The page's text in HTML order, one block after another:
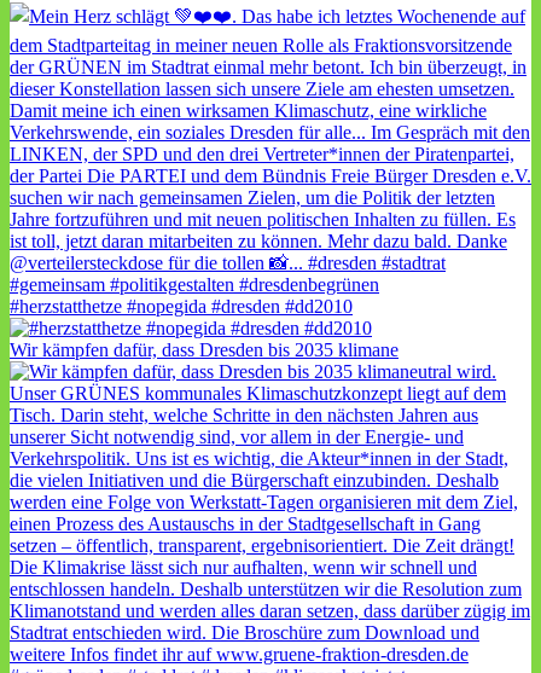
#herzstatthetze #nopegida #dresden #dd2010
Wir kämpfen dafür, dass Dresden bis 2035 klimane